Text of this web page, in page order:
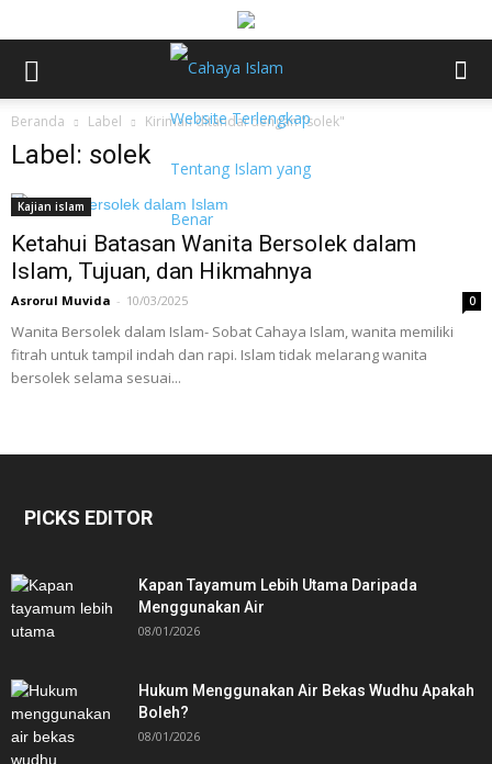
Beranda Label Kiriman ditandai dengan "solek"
Label: solek
Kajian islam
Ketahui Batasan Wanita Bersolek dalam
Islam, Tujuan, dan Hikmahnya
Asrorul Muvida - 10/03/2025 0
Wanita Bersolek dalam Islam- Sobat Cahaya Islam, wanita memiliki
fitrah untuk tampil indah dan rapi. Islam tidak melarang wanita
bersolek selama sesuai...
PICKS EDITOR
Kapan Tayamum Lebih Utama Daripada
Menggunakan Air
08/01/2026
Hukum Menggunakan Air Bekas Wudhu Apakah
Boleh?
08/01/2026